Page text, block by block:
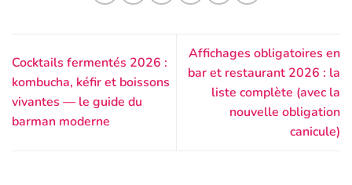
Cocktails fermentés 2026 :
kombucha, kéfir et boissons
vivantes — le guide du
barman moderne
Affichages obligatoires en
bar et restaurant 2026 : la
liste complète (avec la
nouvelle obligation
canicule)